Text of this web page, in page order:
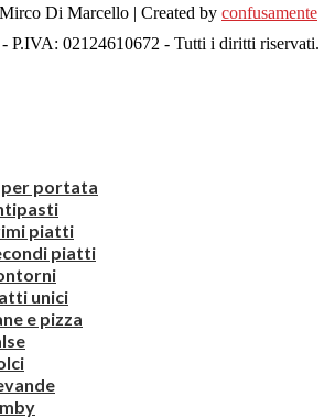
Di Marcello | Created by confusamente
P.IVA: 02124610672 - Tutti i diritti riservati.
portata
piatti
piatti
unici
e pizza